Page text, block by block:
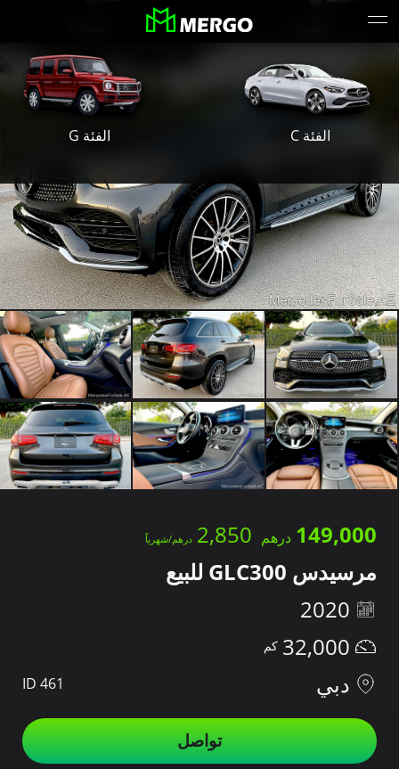
الفئة C الفئة G
149,000
2,850
مرسيدس GLC300 للبيع
2020
32,000
دبي
ID 461
تواصل